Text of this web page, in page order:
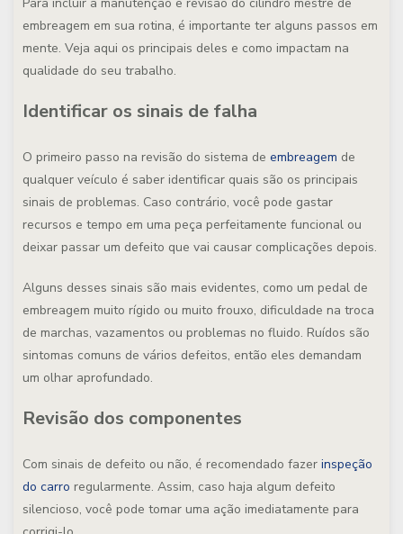
embreagem em sua rotina, é importante ter alguns passos em
mente. Veja aqui os principais deles e como impactam na
qualidade do seu trabalho.
Identificar os sinais de falha
O primeiro passo na revisão do sistema de embreagem de
qualquer veículo é saber identificar quais são os principais
sinais de problemas. Caso contrário, você pode gastar
recursos e tempo em uma peça perfeitamente funcional ou
deixar passar um defeito que vai causar complicações depois.
Alguns desses sinais são mais evidentes, como um pedal de
embreagem muito rígido ou muito frouxo, dificuldade na troca
de marchas, vazamentos ou problemas no fluido. Ruídos são
sintomas comuns de vários defeitos, então eles demandam
um olhar aprofundado.
Revisão dos componentes
Com sinais de defeito ou não, é recomendado fazer inspeção
do carro regularmente. Assim, caso haja algum defeito
silencioso, você pode tomar uma ação imediatamente para